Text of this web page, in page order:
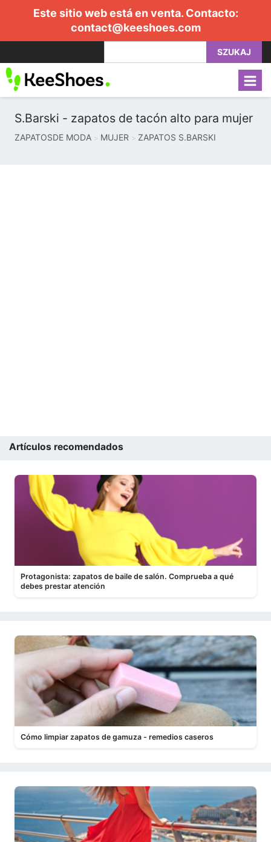
Este sitio web está en venta. Contacto:
contact@keeshoes.com
SZUKAJ
S.Barski - zapatos de tacón alto para mujer
ZAPATOSDE MODA MUJER ZAPATOS S.BARSKI
Artículos recomendados
Protagonista: zapatos de baile de salón. Comprueba a qué
debes prestar atención
Cómo limpiar zapatos de gamuza - remedios caseros